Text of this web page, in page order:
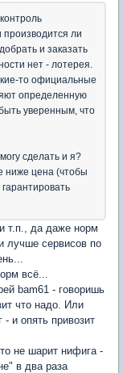
производится ли
и заказать
нет - лотерея.
то официальные
определенную
уверенным, что
сделать и я?
ниже цена (чтобы
т.п., да даже норм
лучше сервисов по
всё...
bam61 - говоришь
что надо. Или
и опять привозит
не шарит нифига -
в два раза